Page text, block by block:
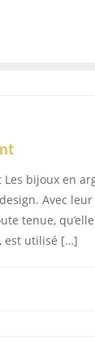
bijoux en
Avec
tenue,
est utilisé […]